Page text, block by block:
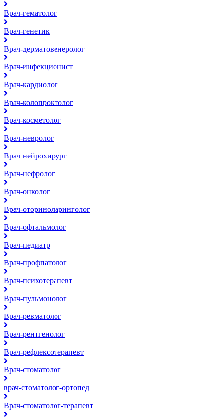
Врач-гематолог
Врач-генетик
Врач-дерматовенеролог
Врач-инфекционист
Врач-кардиолог
Врач-колопроктолог
Врач-косметолог
Врач-невролог
Врач-нейрохирург
Врач-нефролог
Врач-онколог
Врач-оториноларинголог
Врач-офтальмолог
Врач-педиатр
Врач-профпатолог
Врач-психотерапевт
Врач-пульмонолог
Врач-ревматолог
Врач-рентгенолог
Врач-рефлексотерапевт
Врач-стоматолог
врач-стоматолог-ортопед
Врач-стоматолог-терапевт